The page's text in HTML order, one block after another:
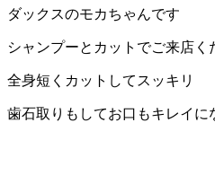
（福
岡
県
ダックスのモカちゃんです
シャンプーとカットでご来店く
全身短くカットしてスッキリ
歯石取りもしてお口もキレイに